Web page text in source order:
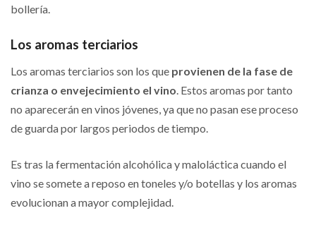
bollería.
Los aromas terciarios
Los aromas terciarios son los que provienen de la fase de
crianza o envejecimiento el vino. Estos aromas por tanto
no aparecerán en vinos jóvenes, ya que no pasan ese proceso
de guarda por largos periodos de tiempo.
Es tras la fermentación alcohólica y maloláctica cuando el
vino se somete a reposo en toneles y/o botellas y los aromas
evolucionan a mayor complejidad.